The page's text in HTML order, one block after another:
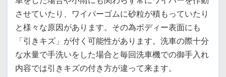
させていたり、ワイパーゴムに砂粒が積もっていたり
と様々な原因があります。その為ボディー表面にも
「引きキズ」が付く可能性があります。洗車の際十分
な水量で手洗いをした場合と毎回洗車機での御手入れ
内容では引きキズの付き方が違って来ます。